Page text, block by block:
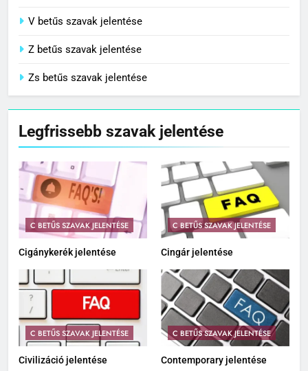
V betűs szavak jelentése
Z betűs szavak jelentése
Zs betűs szavak jelentése
Legfrissebb szavak jelentése
C BETŰS SZAVAK JELENTÉSE
Cigánykerék jelentése
C BETŰS SZAVAK JELENTÉSE
Cingár jelentése
C BETŰS SZAVAK JELENTÉSE
Civilizáció jelentése
C BETŰS SZAVAK JELENTÉSE
Contemporary jelentése